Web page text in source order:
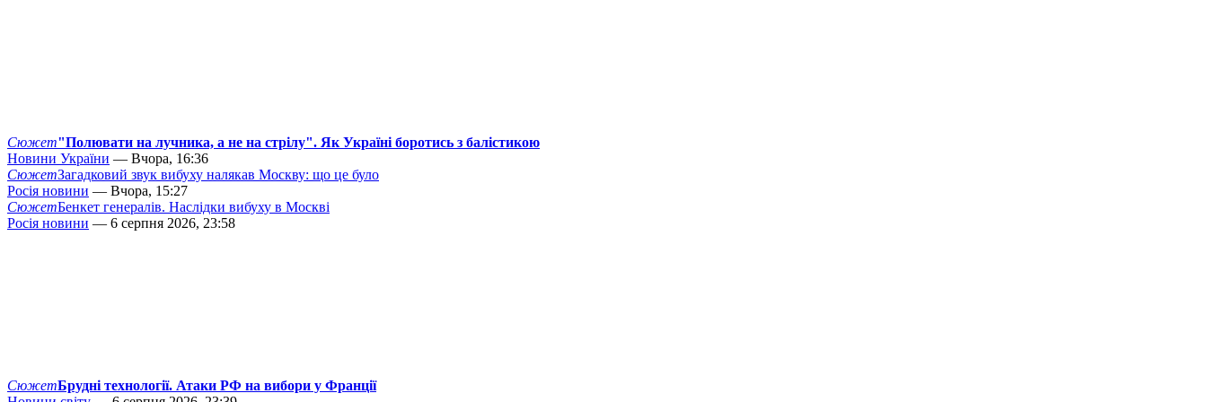
Сюжет"Полювати на лучника, а не на стрілу". Як Україні боротись з балістикою
Новини України — Вчора, 16:36
СюжетЗагадковий звук вибуху налякав Москву: що це було
Росія новини — Вчора, 15:27
СюжетБенкет генералів. Наслідки вибуху в Москві
Росія новини — 6 серпня 2026, 23:58
СюжетБрудні технології. Атаки РФ на вибори у Франції